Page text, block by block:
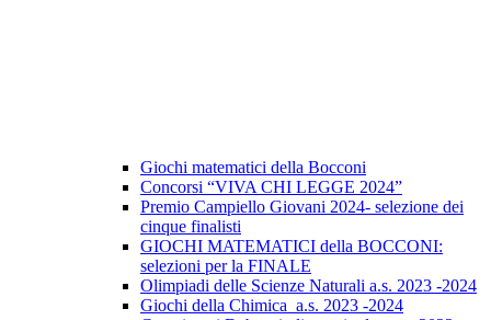
Giochi matematici della Bocconi
Concorsi “VIVA CHI LEGGE 2024”
Premio Campiello Giovani 2024- selezione dei
cinque finalisti
GIOCHI MATEMATICI della BOCCONI:
selezioni per la FINALE
Olimpiadi delle Scienze Naturali a.s. 2023 -2024
Giochi della Chimica a.s. 2023 -2024